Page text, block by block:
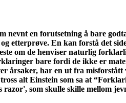
nevnt en forutsetning å bare
etterprøve. En kan forstå det
om de henviser naturlig
bare fordi de ikke er
årsaker, har en ut fra
alt Einstein som sa at
razor', som skulle skille mellom